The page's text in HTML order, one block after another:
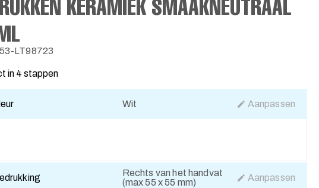
KERAMIEK SMAAKNEUTRAAL
LT98723
in 4 stappen
Wit Aanpassen
Rechts van het handvat
(max 55 x 55 mm)
Aanpassen